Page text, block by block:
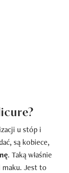
u stóp i
są kobiece,
. Taką właśnie
Jest to